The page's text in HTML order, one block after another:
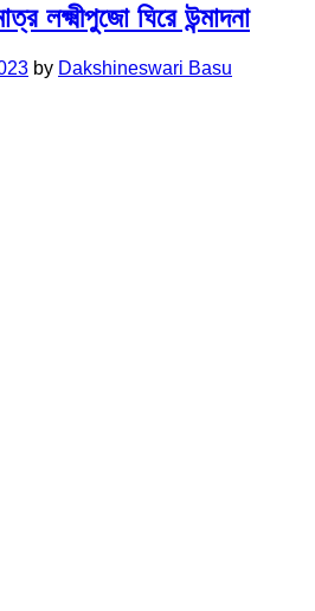
লক্ষ্মীপুজো ঘিরে উন্মাদনা
by Dakshineswari Basu